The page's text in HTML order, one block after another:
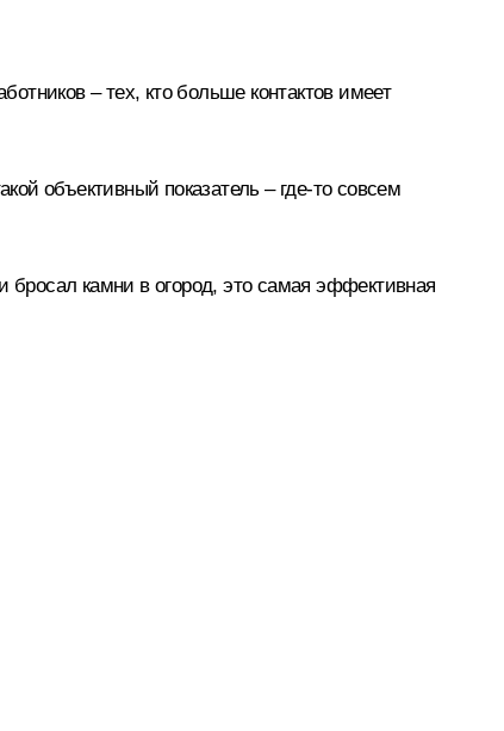
– тех, кто больше контактов имеет
объективный показатель – где-то совсем
камни в огород, это самая эффективная